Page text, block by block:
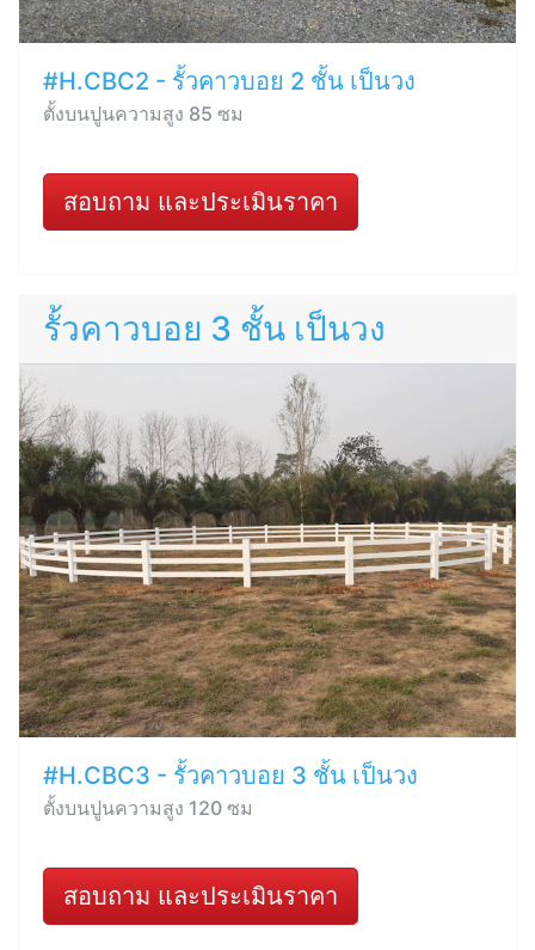
#H.CBC2 - รั้วคาวบอย 2 ชั้น เป็นวง
ตั้งบนปูนความสูง 85 ซม
สอบถาม และประเมินราคา
รั้วคาวบอย 3 ชั้น เป็นวง
#H.CBC3 - รั้วคาวบอย 3 ชั้น เป็นวง
ตั้งบนปูนความสูง 120 ซม
สอบถาม และประเมินราคา